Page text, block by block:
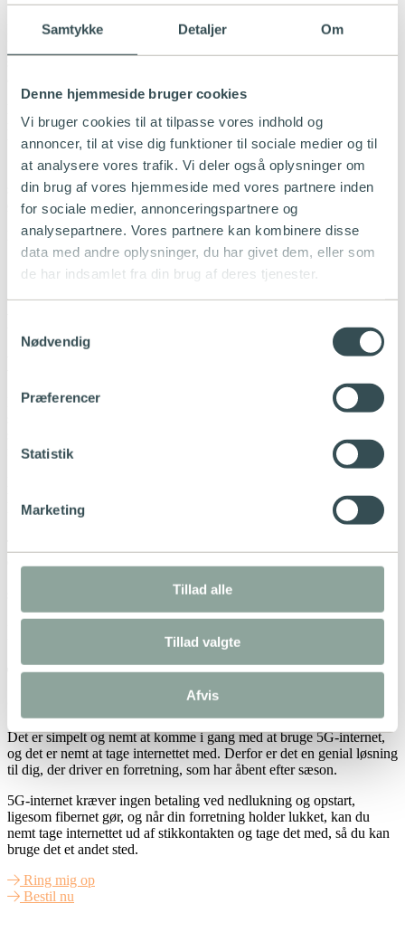
Samtykke Detaljer Om
Denne hjemmeside bruger cookies
Vi bruger cookies til at tilpasse vores indhold og
annoncer, til at vise dig funktioner til sociale medier og til
at analysere vores trafik. Vi deler også oplysninger om
din brug af vores hjemmeside med vores partnere inden
for sociale medier, annonceringspartnere og
analysepartnere. Vores partnere kan kombinere disse
data med andre oplysninger, du har givet dem, eller som
de har indsamlet fra din brug af deres tjenester.
Nødvendig
Præferencer
Statistik
Marketing
Tillad alle
Tillad valgte
Afvis
For mange er en god internetforbindelse en forudsætning for at
medarbejdere en stabil og lynhurtig internetforbindelse, de får også
ubegrænset data samt nem og hurtig opsætning.
5G-routeren er transportabel, og netværket dækker hele Danmark,
så dine medarbejdere kan tage internettet med, hvis de eksempelvis
ønsker at rykke hjemmekontoret med i sommerhus eller kolonihave.
Læs mere om internet til privat og bestilher .
Mange små og mellemstore virksomheder vælger at få 5G-internet i
for teknikerbesøg og gravearbejde til kabler.
hvor fibernet løber gennem nedgravede kabler. 5G er i rivende
udvikling, og det betragtes som fremtidens internet.
studiecaféen, kontoret, den lille butik eller noget fjerde.
Internet til sæsonåbning
Til dig der ikke skal bruge internet hele
Det er simpelt og nemt at komme i gang med at bruge 5G-internet,
og det er nemt at tage internettet med. Derfor er det en genial løsning
til dig, der driver en forretning, som har åbent efter sæson.
5G-internet kræver ingen betaling ved nedlukning og opstart,
ligesom fibernet gør, og når din forretning holder lukket, kan du
nemt tage internettet ud af stikkontakten og tage det med, så du kan
bruge det et andet sted.
Ring mig op
Bestil nu